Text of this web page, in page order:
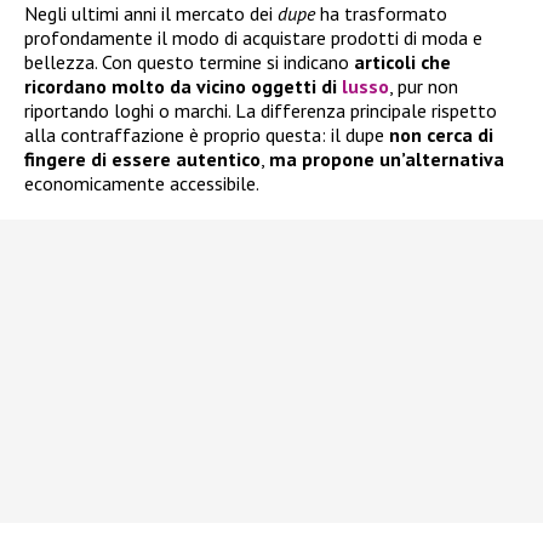
Negli ultimi anni il mercato dei dupeha trasformato
profondamente il modo di acquistare prodotti di moda e
bellezza. Con questo termine si indicano articoli che
ricordano molto da vicino oggetti di lusso, pur non
riportando loghi o marchi. La differenza principale rispetto
alla contraffazione è proprio questa: il dupe non cerca di
fingere di essere autentico, ma propone un’alternativa
economicamente accessibile.